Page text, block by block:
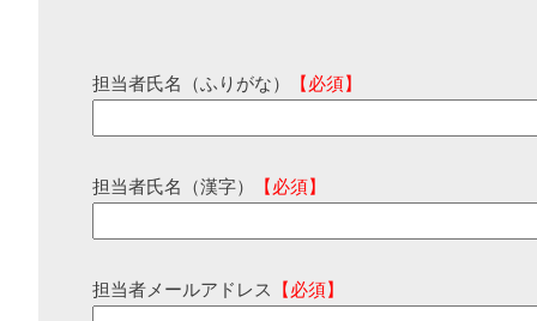
担当者氏名（ふりがな） 【必須】
担当者氏名（漢字） 【必須】
担当者メールアドレス 【必須】